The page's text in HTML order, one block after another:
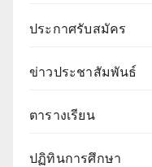
ประกาศรับสมัคร
ข่าวประชาสัมพันธ์
ตารางเรียน
ปฏิทินการศึกษา